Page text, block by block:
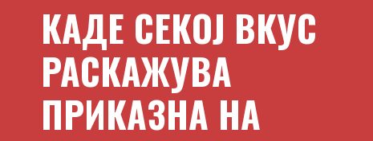
КАДЕ СЕКОЈ ВКУС
РАСКАЖУВА
ПРИКАЗНА НА